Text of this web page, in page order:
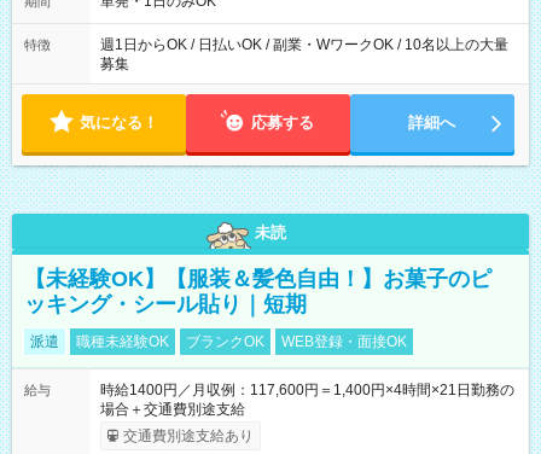
特徴
週1日からOK / 日払いOK / 副業・WワークOK / 10名以上の大量
募集
気になる！ 応募する 詳細へ
未読
【未経験OK】【服装＆髪色自由！】お菓子のピ
ッキング・シール貼り｜短期
派遣 職種未経験OK ブランクOK WEB登録・面接OK
給与
時給1400円／月収例：117,600円＝1,400円×4時間×21日勤務の
場合＋交通費別途支給
交通費別途支給あり